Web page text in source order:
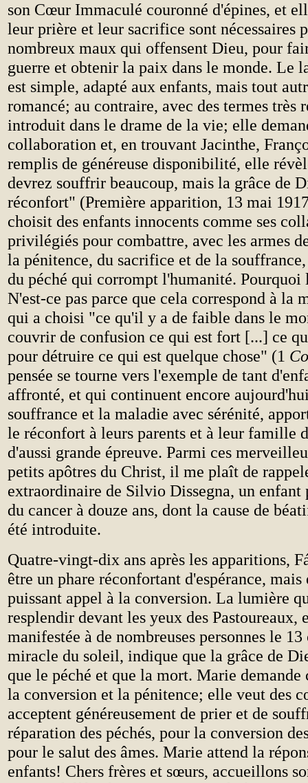
son Cœur Immaculé couronné d'épines, et
leur prière et leur sacrifice sont nécessaires
nombreux maux qui offensent Dieu, pour
guerre et obtenir la paix dans le monde. Le
est simple, adapté aux enfants, mais tout
romancé; au contraire, avec des termes très
introduit dans le drame de la vie; elle
collaboration et, en trouvant Jacinthe,
remplis de généreuse disponibilité, elle
devrez souffrir beaucoup, mais la grâce de
réconfort" (Première apparition, 13 mai
choisit des enfants innocents comme ses
privilégiés pour combattre, avec les armes
la pénitence, du sacrifice et de la
du péché qui corrompt l'humanité.
N'est-ce pas parce que cela correspond à la
qui a choisi "ce qu'il y a de faible dans le
couvrir de confusion ce qui est fort [...] ce
pour détruire ce qui est quelque chose" (1 Co
pensée se tourne vers l'exemple de tant
affronté, et qui continuent encore
souffrance et la maladie avec sérénité,
le réconfort à leurs parents et à leur famille
d'aussi grande épreuve. Parmi ces
petits apôtres du Christ, il me plaît de
extraordinaire de Silvio Dissegna, un
du cancer à douze ans, dont la cause de
été introduite.
Quatre-vingt-dix ans après les apparitions,
être un phare réconfortant d'espérance, mais
puissant appel à la conversion. La lumière
resplendir devant les yeux des Pastoureaux,
manifestée à de nombreuses personnes le
miracle du soleil, indique que la grâce de
que le péché et que la mort. Marie demande
la conversion et la pénitence; elle veut des
acceptent généreusement de prier et de
réparation des péchés, pour la conversion
pour le salut des âmes. Marie attend la
enfants! Chers frères et sœurs, accueillons